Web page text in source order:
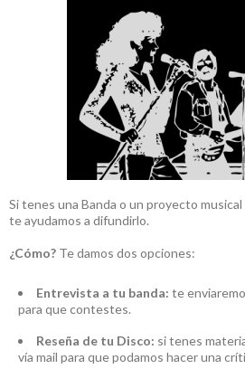
Si tenes una Banda o un proyecto
te ayudamos a difundirlo.
¿Cómo? Te damos dos opciones:
Entrevista a tu banda: te
para que contestes.
Reseña de tu Disco: si tenes
vía mail para que podamos hacer una